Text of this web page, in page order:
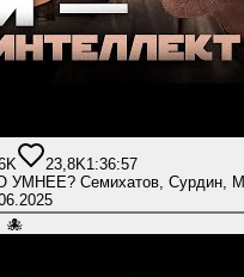
23,8K1:36:57
Семихатов, Сурдин,
🐙